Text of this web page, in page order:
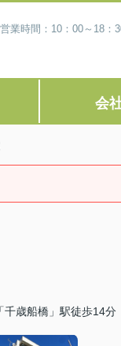
営業時間：10：00～18：
会
千歳船橋」駅徒歩14分